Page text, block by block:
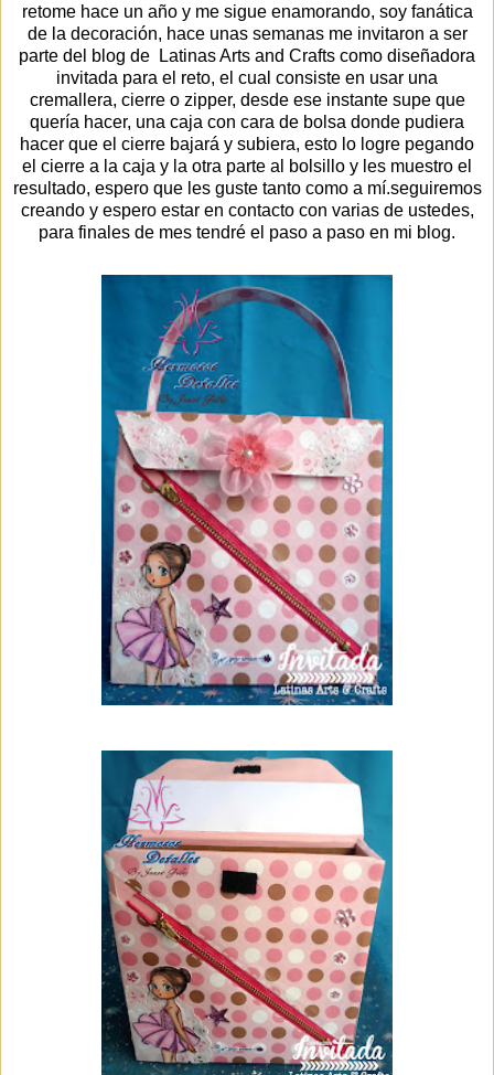
retome hace un año y me sigue enamorando, soy fanática
de la decoración, hace unas semanas me invitaron a ser
parte del blog de Latinas Arts and Crafts como diseñadora
invitada para el reto, el cual consiste en usar una
cremallera, cierre o zipper, desde ese instante supe que
quería hacer, una caja con cara de bolsa donde pudiera
hacer que el cierre bajará y subiera, esto lo logre pegando
el cierre a la caja y la otra parte al bolsillo y les muestro el
resultado, espero que les guste tanto como a mí.seguiremos
creando y espero estar en contacto con varias de ustedes,
para finales de mes tendré el paso a paso en mi blog.